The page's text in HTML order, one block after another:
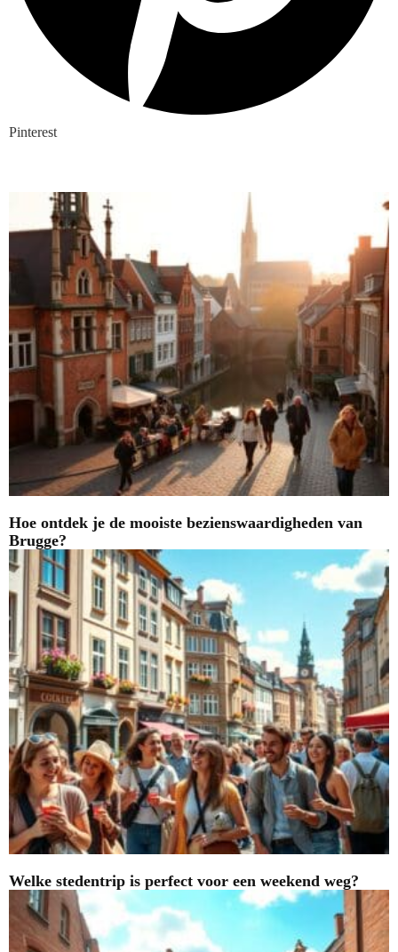
Pinterest
Hoe ontdek je de mooiste bezienswaardigheden van
Brugge?
Welke stedentrip is perfect voor een weekend weg?